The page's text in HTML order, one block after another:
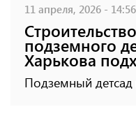
11 апреля, 2026 - 14:56
подземного
Харькова
Подземный детсад